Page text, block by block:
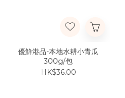
優鮮港品-本地水耕小青瓜
300g/包
HK$36.00